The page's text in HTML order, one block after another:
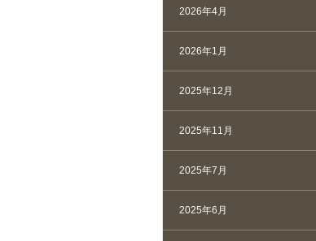
2026年4月
2026年1月
2025年12月
2025年11月
2025年7月
2025年6月